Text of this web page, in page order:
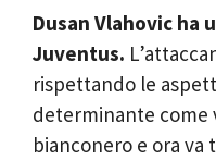
Dusan Vlahovic ha
Juventus.
rispettando le
determinante come
bianconero e ora va